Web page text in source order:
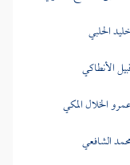
الحلبي
الأنطاكي
الخلال المكي
الشافعي